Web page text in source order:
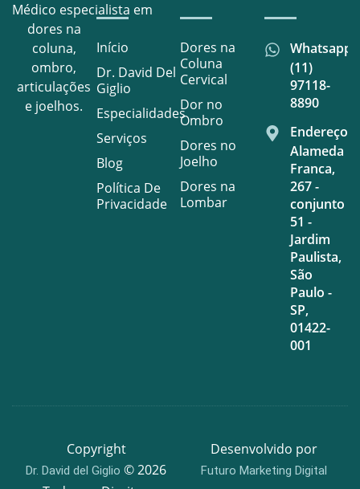
Médico especialista em
dores na
coluna,
ombro,
articulações
e joelhos.
Início
Dr. David Del
Giglio
Especialidades
Serviços
Blog
Política De
Privacidade
Dores na
Coluna
Cervical
Dor no
Ombro
Dores no
Joelho
Dores na
Lombar
Whatsapp
(11)
97118-
8890
Endereço
Alameda
Franca,
267 -
conjunto
51 -
Jardim
Paulista,
São
Paulo -
SP,
01422-
001
Copyright
Dr. David del Giglio © 2026
Desenvolvido por
Futuro Marketing Digital